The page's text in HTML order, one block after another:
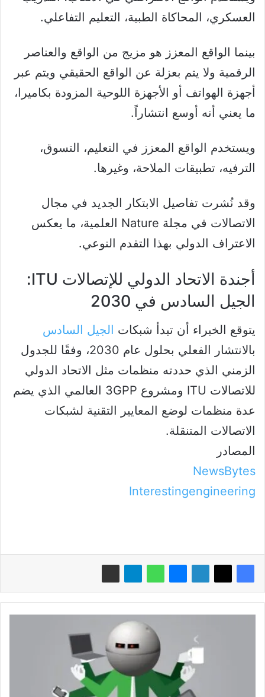
العسكري، المحاكاة الطبية، التعليم التفاعلي.
بينما الواقع المعزز هو مزيج من الواقع والعناصر
الرقمية ولا يتم بعزلة عن الواقع الحقيقي ويتم عبر
أجهزة الهواتف أو الأجهزة اللوحية المزودة بكاميرا،
ما يعني أنه أوسع انتشاراً.
ويستخدم الواقع المعزز في التعليم، التسوق،
الترفيه، تطبيقات الملاحة، وغيرها.
وقد نُشرت تفاصيل الابتكار الجديد في مجال
الاتصالات في مجلة Nature العلمية، ما يعكس
الاعتراف الدولي بهذا التقدم النوعي.
أجندة الاتحاد الدولي للإتصالات ITU:
الجيل السادس في 2030
يتوقع الخبراء أن تبدأ شبكات الجيل السادس
بالانتشار الفعلي بحلول عام 2030، وفقًا للجدول
الزمني الذي حددته منظمات مثل الاتحاد الدولي
للاتصالات ITU ومشروع 3GPP العالمي الذي يضم
عدة منظمات لوضع المعايير التقنية لشبكات
الاتصالات المتنقلة.
المصادر
NewsBytes
Interestingengineering